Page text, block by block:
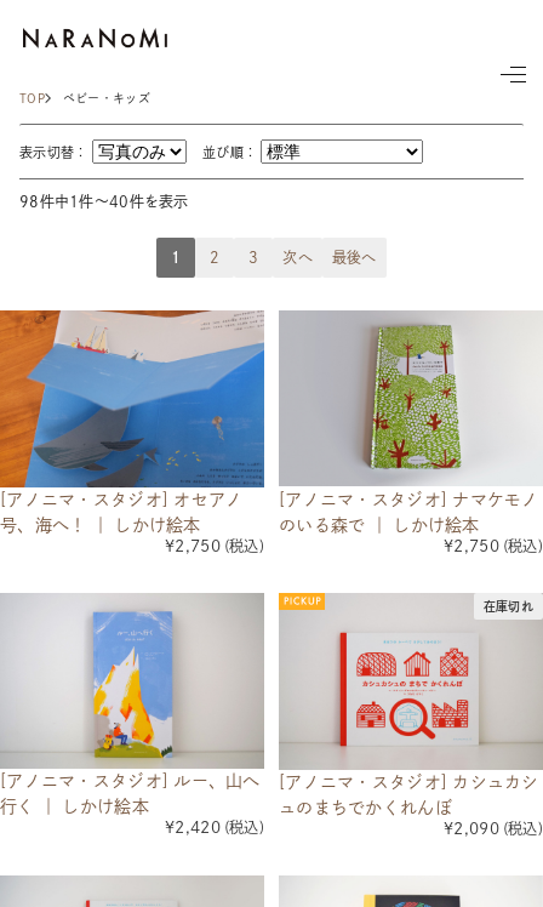
TOP ベビー・キッズ
表示切替： 並び順：
98件中1件～40件を表示
1 2 3 次へ 最後へ
[アノニマ・スタジオ] オセアノ
号、海へ！ ｜ しかけ絵本
¥2,750 (税込)
[アノニマ・スタジオ] ナマケモノ
のいる森で ｜ しかけ絵本
¥2,750 (税込)
[アノニマ・スタジオ] ルー、山へ
行く ｜ しかけ絵本
¥2,420 (税込)
[アノニマ・スタジオ] カシュカシ
ュのまちでかくれんぼ
¥2,090 (税込)
在庫切れ